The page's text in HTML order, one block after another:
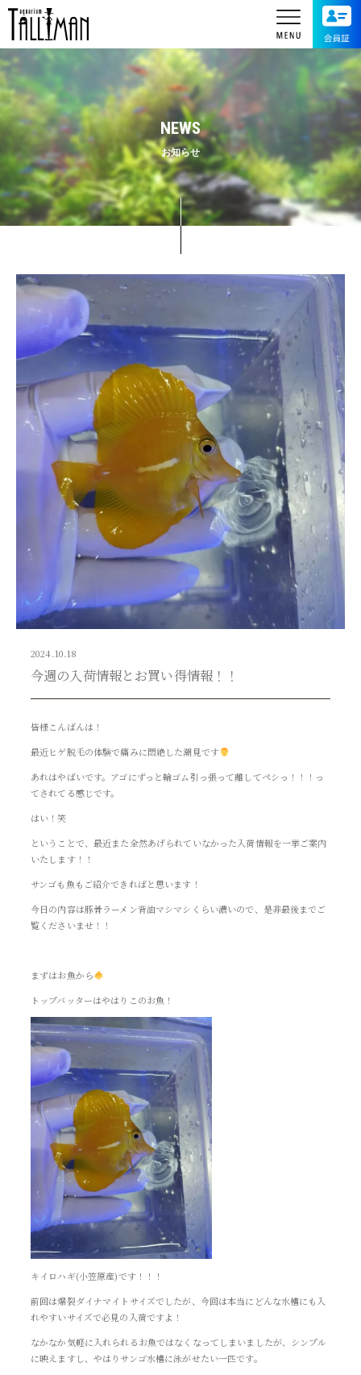
NEWS
お知らせ
2024.10.18
今週の入荷情報とお買い得情報！！
皆様こんばんは！
最近ヒゲ脱毛の体験で痛みに悶絶した潮見です
あれはやばいです。アゴにずっと輪ゴム引っ張って離してペシっ！！！っ
てされてる感じです。
はい！笑
ということで、最近また全然あげられていなかった入荷情報を一挙ご案内
いたします！！
サンゴも魚もご紹介できればと思います！
今日の内容は豚骨ラーメン背油マシマシくらい濃いので、是非最後までご
覧くださいませ！！
まずはお魚から
トップバッターはやはりこのお魚！
キイロハギ(小笠原産)です！！！
前回は爆裂ダイナマイトサイズでしたが、今回は本当にどんな水槽にも入
れやすいサイズで必見の入荷ですよ！
なかなか気軽に入れられるお魚ではなくなってしまいましたが、シンプル
に映えますし、やはりサンゴ水槽に泳がせたい一匹です。